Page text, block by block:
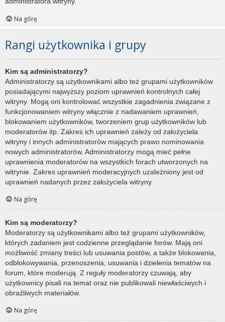
Na górę
Rangi użytkownika i grupy
Kim są administratorzy?
Administratorzy są użytkownikami albo też grupami użytkowników
posiadającymi najwyższy poziom uprawnień kontrolnych całej
witryny. Mogą oni kontrolować wszystkie zagadnienia związane z
funkcjonowaniem witryny włącznie z nadawaniem uprawnień,
blokowaniem użytkowników, tworzeniem grup użytkowników lub
moderatorów itp. Zakres ich uprawnień zależy od założyciela
witryny i innych administratorów mających prawo nominowania
nowych administratorów. Administratorzy mogą mieć pełne
uprawnienia moderatorów na wszystkich forach utworzonych na
witrynie. Zakres uprawnień moderacyjnych uzależniony jest od
uprawnień nadanych przez założyciela witryny.
Na górę
Kim są moderatorzy?
Moderatorzy są użytkownikami albo też grupami użytkowników,
których zadaniem jest codzienne przeglądanie forów. Mają oni
możliwość zmiany treści lub usuwania postów, a także blokowania,
odblokowywania, przenoszenia, usuwania i dzielenia tematów na
forum, które moderują. Z reguły moderatorzy czuwają, aby
użytkownicy pisali na temat oraz nie publikowali niewłaściwych i
obraźliwych materiałów.
Na górę